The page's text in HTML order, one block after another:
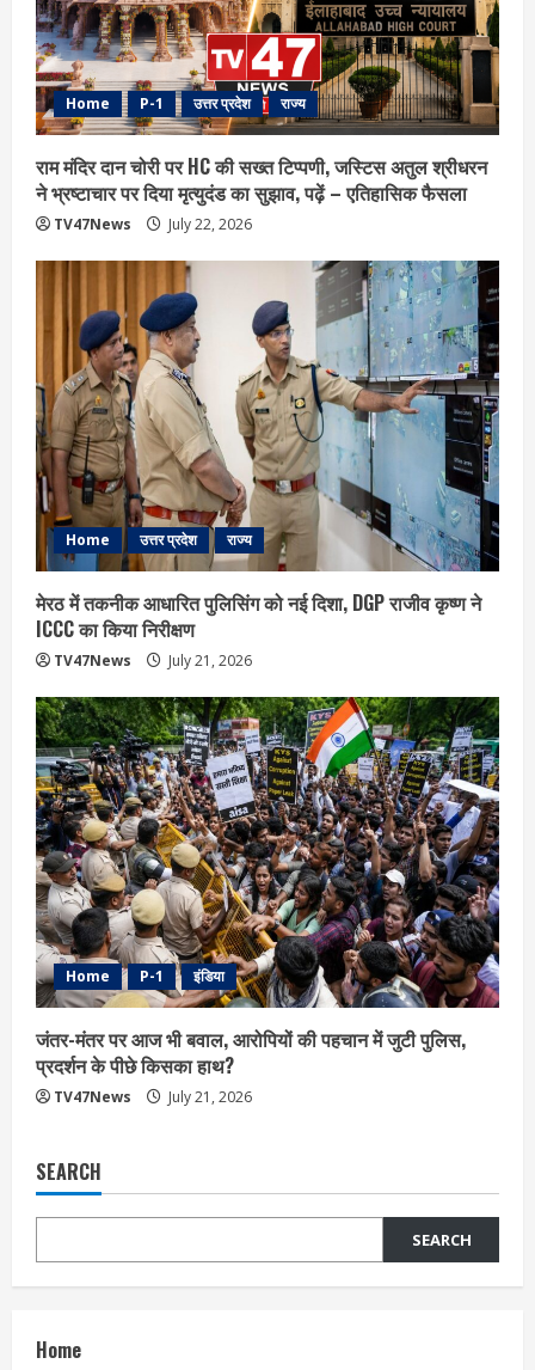
Home P-1 उत्तर प्रदेश राज्य
राम मंदिर दान चोरी पर HC की सख्त टिप्पणी, जस्टिस अतुल श्रीधरन
ने भ्रष्टाचार पर द‍िया मृत्युदंड का सुझाव, पढ़ें – एत‍िहास‍िक फैसला
TV47News July 22, 2026
Home उत्तर प्रदेश राज्य
मेरठ में तकनीक आधारित पुलिसिंग को नई दिशा, DGP राजीव कृष्ण ने
ICCC का किया निरीक्षण
TV47News July 21, 2026
Home P-1 इंडिया
जंतर-मंतर पर आज भी बवाल, आरोपियों की पहचान में जुटी पुलिस,
प्रदर्शन के पीछे किसका हाथ?
TV47News July 21, 2026
SEARCH
SEARCH
Home